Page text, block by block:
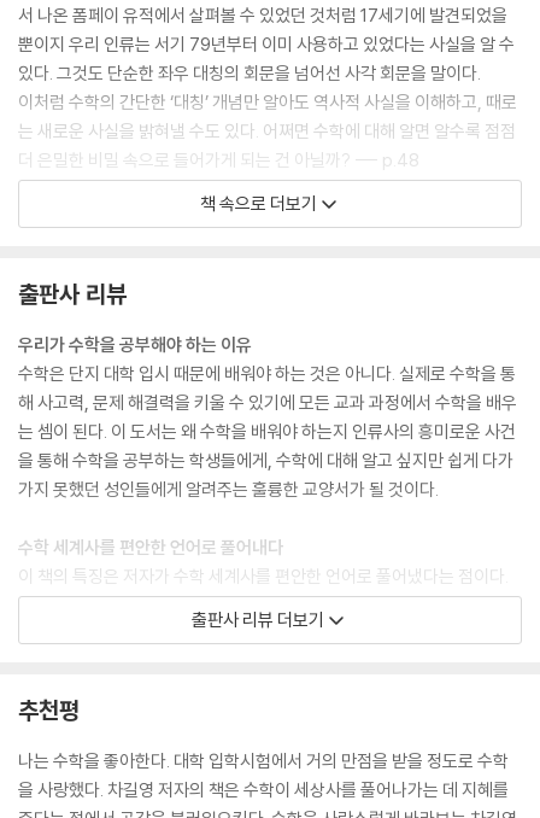
서 나온 폼페이 유적에서 살펴볼 수 있었던 것처럼 17세기에 발견되었을
뿐이지 우리 인류는 서기 79년부터 이미 사용하고 있었다는 사실을 알 수
있다. 그것도 단순한 좌우 대칭의 회문을 넘어선 사각 회문을 말이다.
이처럼 수학의 간단한 ‘대칭’ 개념만 알아도 역사적 사실을 이해하고, 때로
는 새로운 사실을 밝혀낼 수도 있다. 어쩌면 수학에 대해 알면 알수록 점점
더 은밀한 비밀 속으로 들어가게 되는 건 아닐까? --- p.48
링컨은 초등학교 중퇴라는 학력 콤플렉스를 극복하기 위해 잠자리에 들기
스스로의 논리력 향상으로 이어질 거라 믿었던 링컨. 결국 그는 수학적으
로 반박될 수 없는 논리를 이용해 당시 노예제도의 모순을 증명할 수 있었
던 것이다. 뿐만 아니라 링컨은 매일 성경을 읽으며 지혜를 구했고, 위인들
의 필체를 그대로 옮겨 쓰는 필사도 매일 함으로써 누구도 그의 학력에 대
해 이야기할 수 없을 만큼 지혜로운 리더가 되었다. 그가 대통령이 된 후에
도 ‘역대 대통령 중 가장 훌륭한 대통령’이라고 불릴 만큼 그는 날마다 배우
고 공부하는 습관이 밴 사람이었다. --- p.80
‘수학’과 ‘예술’. 이 두 단어를 동시에 말할 때 결코 빼놓을 수 없는 인물이 있
다. 바로 ‘레오나르도 다빈치’다. 다들 알다시피 레오나르도 다빈치는 자신
의 예술 작품에 수학의 원리를 활용한 수학자이자 회화, 조각, 천문학, 정
치, 지질학 등 다양한 분야에서 두각을 드러낸 융합형 예술가의 대표적 인
표적인 작품 중 하나인 [최후의 만찬]은 선 원근법을 활용하여 사물의 멀
윤곽선으로 표현하던 것과 달리 선 원근법을 활용하여 표현함으로써 다빈
치 특유의 수학자적인 면모를 드러낸 작품이다. 선 원근법은 사물의 멀고
책 속으로 더보기
출판사 리뷰
우리가 수학을 공부해야 하는 이유
수학은 단지 대학 입시 때문에 배워야 하는 것은 아니다. 실제로 수학을 통
해 사고력, 문제 해결력을 키울 수 있기에 모든 교과 과정에서 수학을 배우
는 셈이 된다. 이 도서는 왜 수학을 배워야 하는지 인류사의 흥미로운 사건
을 통해 수학을 공부하는 학생들에게, 수학에 대해 알고 싶지만 쉽게 다가
가지 못했던 성인들에게 알려주는 훌륭한 교양서가 될 것이다.
수학 세계사를 편안한 언어로 풀어내다
이 책의 특징은 저자가 수학 세계사를 편안한 언어로 풀어냈다는 점이다.
특히 본문에서 저자의 세심함이 내용 이해를 돕는 것에 톡톡히 한몫을 한
다. 곳곳에 독자를 위한 저자의 코멘트가 있어 읽는 이로 하여금 옆에서 수
이 책의 구성
1강 [역사를 알다]에서는 인류사의 한 획을 그은 수의 발명부터 세계 역사
속에서 수학이 어떻게 발전되고 현대에 적용되는지 알 수 있다. 2강 [사람
을 알다]에서는 세계 역사 속 위대한 인물인 링컨, 나폴레옹, 세종대왕 등
출판사 리뷰 더보기
추천평
나는 수학을 좋아한다. 대학 입학시험에서 거의 만점을 받을 정도로 수학
을 사랑했다. 차길영 저자의 책은 수학이 세상사를 풀어나가는 데 지혜를